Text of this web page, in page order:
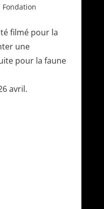
Fondation
filmé pour la
une
pour la faune
avril.